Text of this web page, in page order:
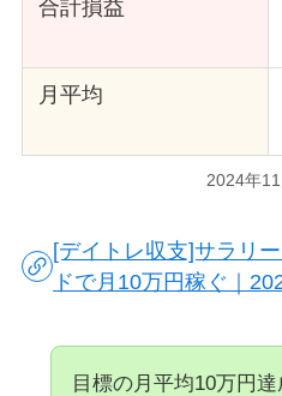
合計損益
月平均
2024年
[デイトレ収支]サラリ
ドで月10万円稼ぐ｜
目標の月平均10万円